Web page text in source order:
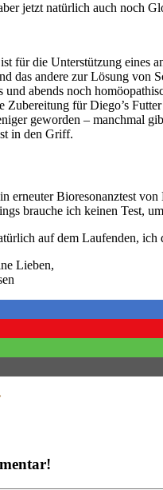
jetzt natürlich auch noch
für die Unterstützung eines
das andere zur Lösung von
und abends noch
Zubereitung für Diego’s
geworden – manchmal
in den Griff.
erneuter Bioresonanztest
brauche ich keinen Test,
auf dem Laufenden,
Lieben,